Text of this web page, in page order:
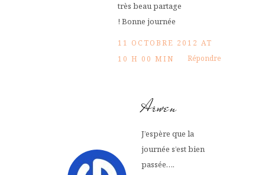
très beau partage
! Bonne journée
11 OCTOBRE 2012 AT
10 H 00 MIN
Répondre
Arwen
J’espère que la
journée s’est bien
passée….